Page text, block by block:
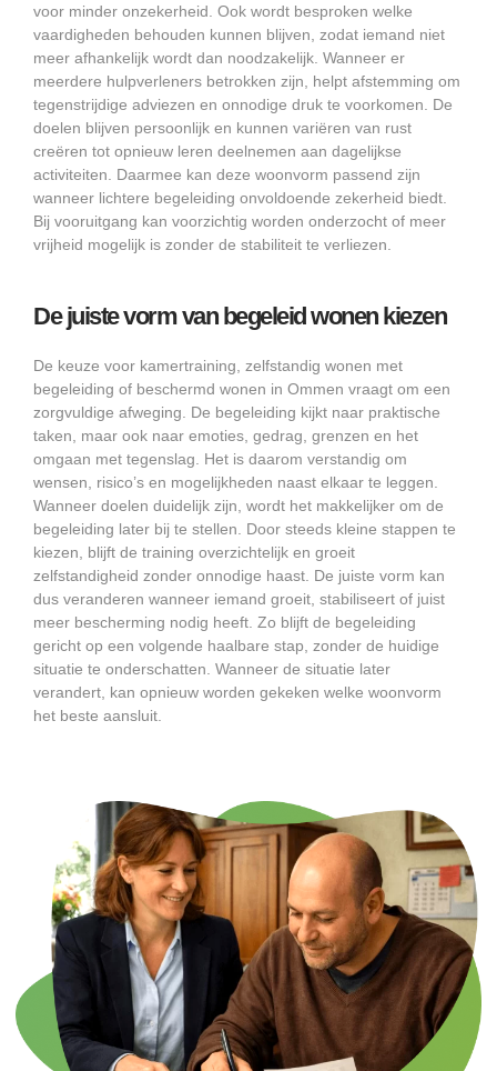
voor minder onzekerheid. Ook wordt besproken welke
vaardigheden behouden kunnen blijven, zodat iemand niet
meer afhankelijk wordt dan noodzakelijk. Wanneer er
meerdere hulpverleners betrokken zijn, helpt afstemming om
tegenstrijdige adviezen en onnodige druk te voorkomen. De
doelen blijven persoonlijk en kunnen variëren van rust
creëren tot opnieuw leren deelnemen aan dagelijkse
activiteiten. Daarmee kan deze woonvorm passend zijn
wanneer lichtere begeleiding onvoldoende zekerheid biedt.
Bij vooruitgang kan voorzichtig worden onderzocht of meer
vrijheid mogelijk is zonder de stabiliteit te verliezen.
De juiste vorm van begeleid wonen kiezen
De keuze voor kamertraining, zelfstandig wonen met
begeleiding of beschermd wonen in Ommen vraagt om een
zorgvuldige afweging. De begeleiding kijkt naar praktische
taken, maar ook naar emoties, gedrag, grenzen en het
omgaan met tegenslag. Het is daarom verstandig om
wensen, risico’s en mogelijkheden naast elkaar te leggen.
Wanneer doelen duidelijk zijn, wordt het makkelijker om de
begeleiding later bij te stellen. Door steeds kleine stappen te
kiezen, blijft de training overzichtelijk en groeit
zelfstandigheid zonder onnodige haast. De juiste vorm kan
dus veranderen wanneer iemand groeit, stabiliseert of juist
meer bescherming nodig heeft. Zo blijft de begeleiding
gericht op een volgende haalbare stap, zonder de huidige
situatie te onderschatten. Wanneer de situatie later
verandert, kan opnieuw worden gekeken welke woonvorm
het beste aansluit.